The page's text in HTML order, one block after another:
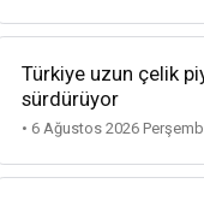
Türkiye uzun çelik
sürdürüyor
• 6 Ağustos 2026